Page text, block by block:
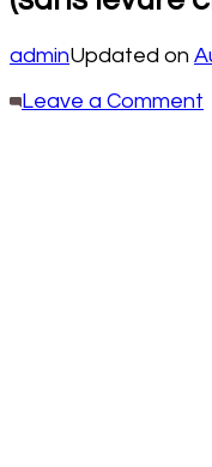
adminUpdated on
Leave a Comment